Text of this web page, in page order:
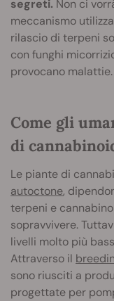
segreti. Non ci
meccanismo
rilascio di terpeni
con funghi
provocano malattie.
Come gli
di
Le piante di
autoctone,
terpeni e
sopravvivere.
livelli molto più
Attraverso il
sono riusciti a
progettate per